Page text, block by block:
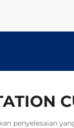
penyelesaian